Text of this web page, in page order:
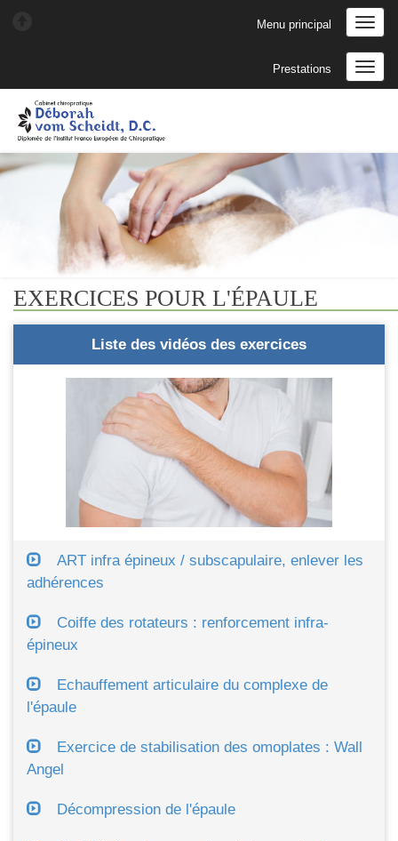
Menu principal
Prestations
EXERCICES POUR L'ÉPAULE
Liste des vidéos des exercices
ART infra épineux / subscapulaire, enlever les
adhérences
Coiffe des rotateurs : renforcement infra-
épineux
Echauffement articulaire du complexe de
l'épaule
Exercice de stabilisation des omoplates : Wall
Angel
Décompression de l'épaule